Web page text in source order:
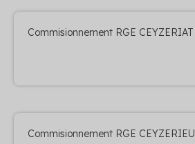
Commisionnement RGE CEYZERIAT
Commisionnement RGE CEYZERIEU